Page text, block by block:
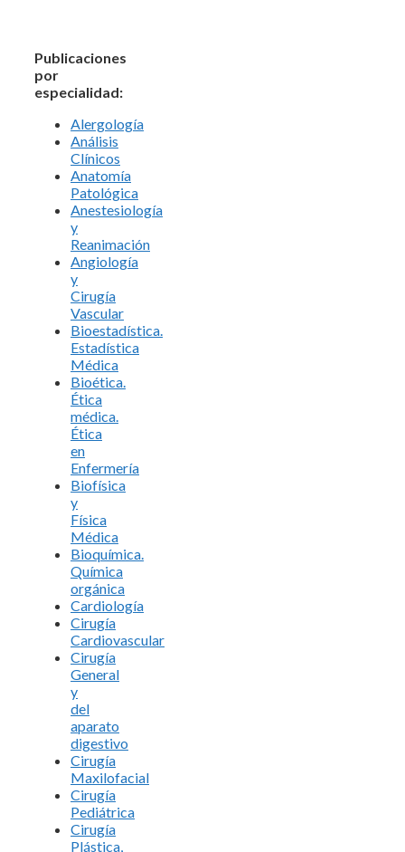
Publicaciones
por
especialidad:
Alergología
Análisis
Clínicos
Anatomía
Patológica
Anestesiología
y
Reanimación
Angiología
y
Cirugía
Vascular
Bioestadística.
Estadística
Médica
Bioética.
Ética
médica.
Ética
en
Enfermería
Biofísica
y
Física
Médica
Bioquímica.
Química
orgánica
Cardiología
Cirugía
Cardiovascular
Cirugía
General
y
del
aparato
digestivo
Cirugía
Maxilofacial
Cirugía
Pediátrica
Cirugía
Plástica,